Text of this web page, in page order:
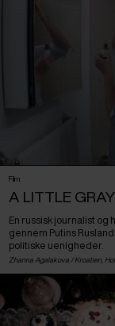
Film
A LITTLE
En russisk journalist
gennem Putins
politiske uenigheder.
Zhanna Agalakova / Kroatien